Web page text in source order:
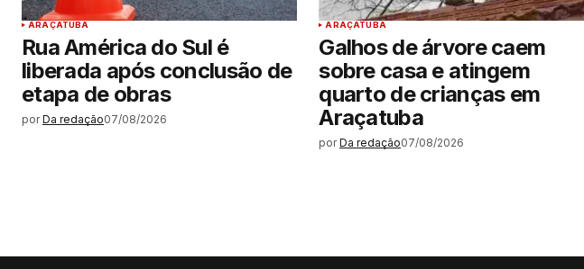
ARAÇATUBA
Rua América do Sul é
liberada após conclusão de
etapa de obras
por Da redação07/08/2026
ARAÇATUBA
Galhos de árvore caem
sobre casa e atingem
quarto de crianças em
Araçatuba
por Da redação07/08/2026